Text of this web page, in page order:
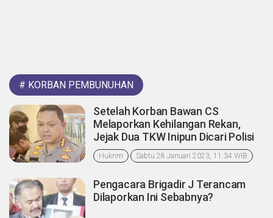
# KORBAN PEMBUNUHAN
Setelah Korban Bawan CS
Melaporkan Kehilangan Rekan,
Jejak Dua TKW Inipun Dicari Polisi
Hukrim Sabtu 28 Januari 2023, 11:34 WIB
Pengacara Brigadir J Terancam
Dilaporkan Ini Sebabnya?